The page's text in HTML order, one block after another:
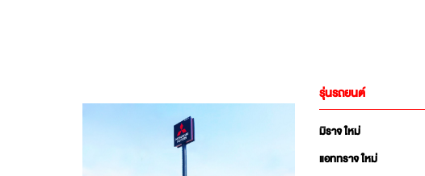
รุ่นรถยนต์
มิราจ ใหม่
แอททราจ ใหม่